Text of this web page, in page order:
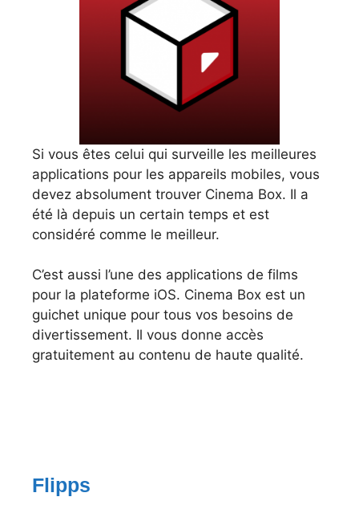
Si vous êtes celui qui surveille les meilleures
applications pour les appareils mobiles, vous
devez absolument trouver Cinema Box. Il a
été là depuis un certain temps et est
considéré comme le meilleur.
C’est aussi l’une des applications de films
pour la plateforme iOS. Cinema Box est un
guichet unique pour tous vos besoins de
divertissement. Il vous donne accès
gratuitement au contenu de haute qualité.
Flipps